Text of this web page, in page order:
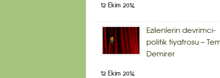
12 Ekim 2014
Ezilenlerin devrimci-
politik tiyatrosu –
Demirer
12 Ekim 2014